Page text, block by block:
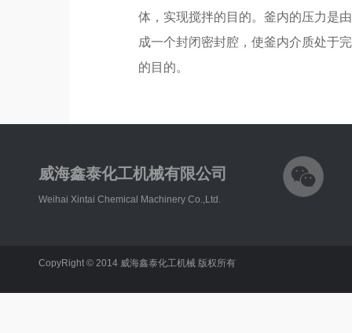
体，实现搅拌的目的。釜内的压力是
成一个封闭密封腔，使釜内介质处于
的目的。
威海鑫泰化工机械有限公司
Weihai Xintai Chemical Machinery Co.,Ltd.
CopyRight © 2014 威海鑫泰化工机械 版权所有